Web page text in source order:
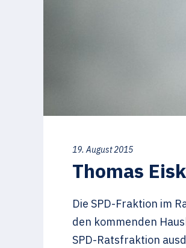
19. August 2015
Thomas
Die SPD-Fraktion im
den kommenden
SPD-Ratsfraktion